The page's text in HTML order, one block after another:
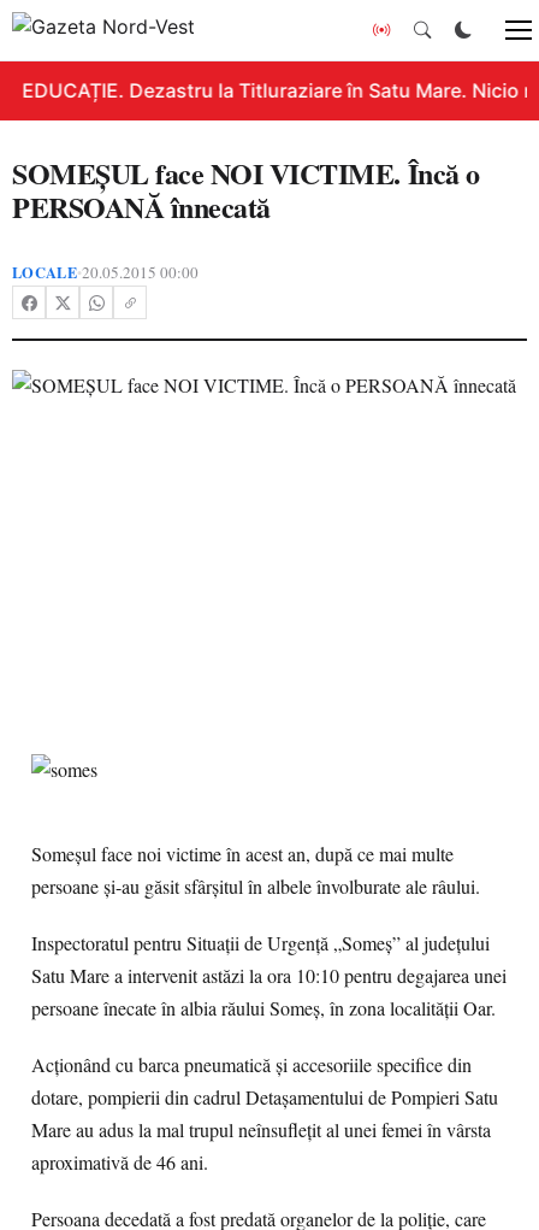
EDUCAȚIE. Dezastru la Titluraziare în Satu Mare. Nicio
SOMEŞUL face NOI VICTIME. Încă o
PERSOANĂ înnecată
LOCALE•20.05.2015 00:00
Someşul face noi victime în acest an, după ce mai multe
persoane şi-au găsit sfârşitul în albele învolburate ale râului.
Inspectoratul pentru Situaţii de Urgenţă „Someş” al judeţului
Satu Mare a intervenit astăzi la ora 10:10 pentru degajarea unei
persoane înecate în albia răului Someş, în zona localităţii Oar.
Acţionând cu barca pneumatică şi accesoriile specifice din
dotare, pompierii din cadrul Detaşamentului de Pompieri Satu
Mare au adus la mal trupul neînsufleţit al unei femei în vârsta
aproximativă de 46 ani.
Persoana decedată a fost predată organelor de la poliţie, care